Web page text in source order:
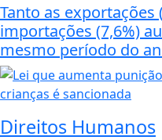
Tanto as exportações
importações (7,6%)
mesmo período do
Direitos Humanos